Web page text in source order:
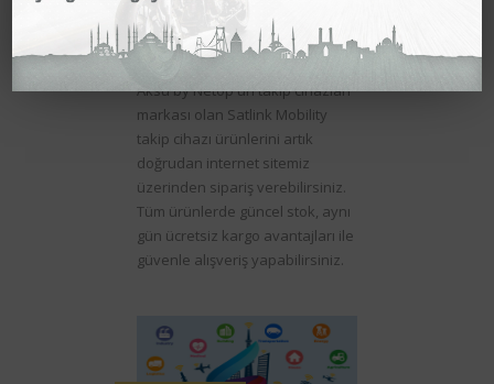
Satlink Shop Açıldı
Aksu by Netop'un takip cihazları
markası olan Satlink Mobility
takip cihazı ürünlerini artık
doğrudan internet sitemiz
üzerinden sipariş verebilirsiniz.
Tüm ürünlerde güncel stok, aynı
gün ücretsiz kargo avantajları ile
güvenle alışveriş yapabilirsiniz.